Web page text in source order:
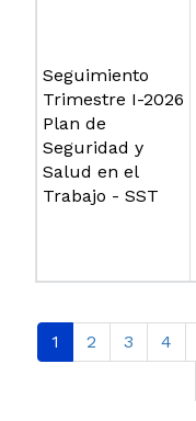
Seguimiento
Trimestre I-2026
Plan de
Seguridad y
Salud en el
Trabajo - SST
Página actual
1 Page
2 Page
3 Page
4